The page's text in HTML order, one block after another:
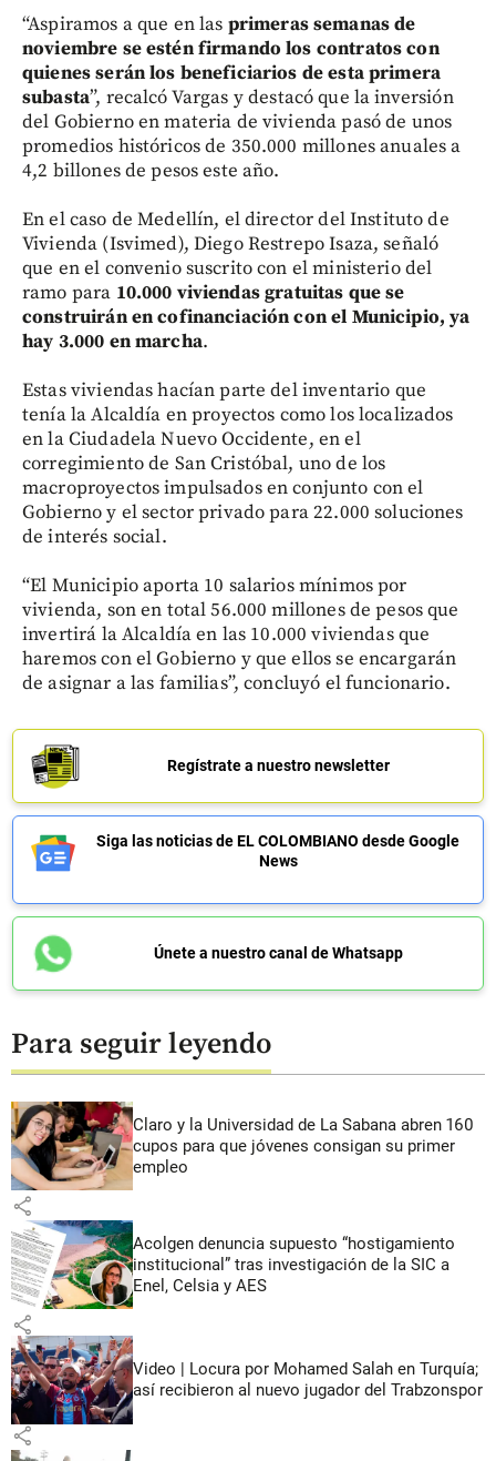
“Aspiramos a que en las primeras semanas de
noviembre se estén firmando los contratos con
quienes serán los beneficiarios de esta primera
subasta”, recalcó Vargas y destacó que la inversión
del Gobierno en materia de vivienda pasó de unos
promedios históricos de 350.000 millones anuales a
4,2 billones de pesos este año.
En el caso de Medellín, el director del Instituto de
Vivienda (Isvimed), Diego Restrepo Isaza, señaló
que en el convenio suscrito con el ministerio del
ramo para 10.000 viviendas gratuitas que se
construirán en cofinanciación con el Municipio, ya
hay 3.000 en marcha.
Estas viviendas hacían parte del inventario que
tenía la Alcaldía en proyectos como los localizados
en la Ciudadela Nuevo Occidente, en el
corregimiento de San Cristóbal, uno de los
macroproyectos impulsados en conjunto con el
Gobierno y el sector privado para 22.000 soluciones
de interés social.
“El Municipio aporta 10 salarios mínimos por
vivienda, son en total 56.000 millones de pesos que
invertirá la Alcaldía en las 10.000 viviendas que
haremos con el Gobierno y que ellos se encargarán
de asignar a las familias”, concluyó el funcionario.
Regístrate a nuestro newsletter
Siga las noticias de EL COLOMBIANO desde Google
News
Únete a nuestro canal de Whatsapp
Para seguir leyendo
Claro y la Universidad de La Sabana abren 160
cupos para que jóvenes consigan su primer
empleo
share
Acolgen denuncia supuesto “hostigamiento
institucional” tras investigación de la SIC a
Enel, Celsia y AES
share
Video | Locura por Mohamed Salah en Turquía;
así recibieron al nuevo jugador del Trabzonspor
share